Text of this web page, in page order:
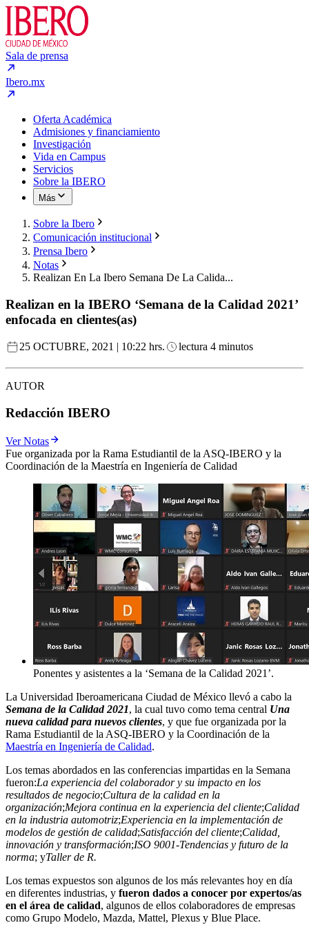
Sala de prensa
Ibero.mx
Oferta Académica
Admisiones y financiamiento
Investigación
Vida en Campus
Servicios
Sobre la IBERO
Más
Sobre la Ibero
Comunicación institucional
Prensa Ibero
Notas
Realizan En La Ibero Semana De La Calida...
Realizan en la IBERO ‘Semana de la Calidad 2021’
enfocada en clientes(as)
25 OCTUBRE, 2021 | 10:22 hrs. lectura 4 minutos
AUTOR
Redacción IBERO
Ver Notas
Fue organizada por la Rama Estudiantil de la ASQ-IBERO y la
Coordinación de la Maestría en Ingeniería de Calidad
Ponentes y asistentes a la ‘Semana de la Calidad 2021’.
La Universidad Iberoamericana Ciudad de México llevó a cabo la
Semana de la Calidad 2021, la cual tuvo como tema central Una
nueva calidad para nuevos clientes, y que fue organizada por la
Rama Estudiantil de la ASQ-IBERO y la Coordinación de la
Maestría en Ingeniería de Calidad.
Los temas abordados en las conferencias impartidas en la Semana
fueron:La experiencia del colaborador y su impacto en los
resultados de negocio;Cultura de la calidad en la
organización;Mejora continua en la experiencia del cliente;Calidad
en la industria automotriz;Experiencia en la implementación de
modelos de gestión de calidad;Satisfacción del cliente;Calidad,
innovación y transformación;ISO 9001-Tendencias y futuro de la
norma; yTaller de R.
Los temas expuestos son algunos de los más relevantes hoy en día
en diferentes industrias, y fueron dados a conocer por expertos/as
en el área de calidad, algunos de ellos colaboradores de empresas
como Grupo Modelo, Mazda, Mattel, Plexus y Blue Place.